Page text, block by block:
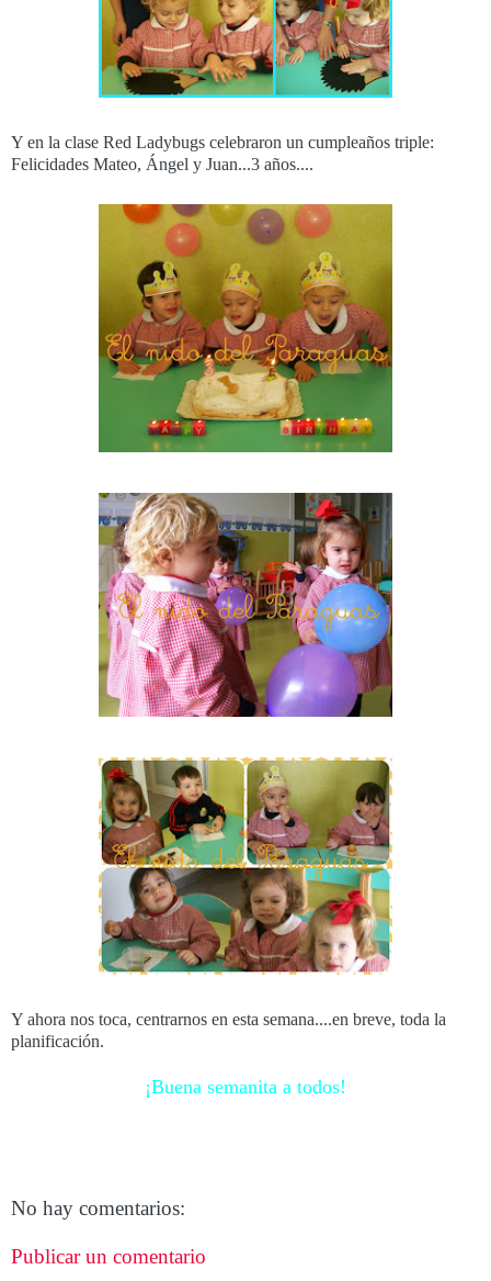
Y en la clase Red Ladybugs celebraron un cumpleaños triple:
Felicidades Mateo, Ángel y Juan...3 años....
Y ahora nos toca, centrarnos en esta semana....en breve, toda la
planificación.
¡Buena semanita a todos!
No hay comentarios:
Publicar un comentario